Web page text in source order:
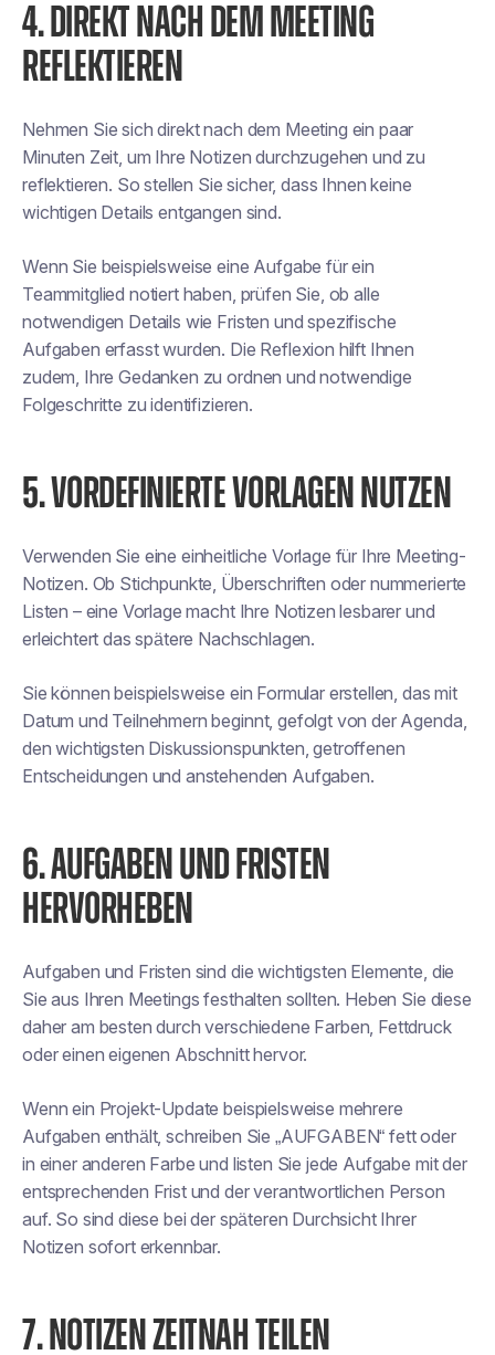
4. DIREKT NACH DEM MEETING
REFLEKTIEREN
Nehmen Sie sich direkt nach dem Meeting ein paar
Minuten Zeit, um Ihre Notizen durchzugehen und zu
reflektieren. So stellen Sie sicher, dass Ihnen keine
wichtigen Details entgangen sind.
Wenn Sie beispielsweise eine Aufgabe für ein
Teammitglied notiert haben, prüfen Sie, ob alle
notwendigen Details wie Fristen und spezifische
Aufgaben erfasst wurden. Die Reflexion hilft Ihnen
zudem, Ihre Gedanken zu ordnen und notwendige
Folgeschritte zu identifizieren.
5. VORDEFINIERTE VORLAGEN NUTZEN
Verwenden Sie eine einheitliche Vorlage für Ihre Meeting-
Notizen. Ob Stichpunkte, Überschriften oder nummerierte
Listen – eine Vorlage macht Ihre Notizen lesbarer und
erleichtert das spätere Nachschlagen.
Sie können beispielsweise ein Formular erstellen, das mit
Datum und Teilnehmern beginnt, gefolgt von der Agenda,
den wichtigsten Diskussionspunkten, getroffenen
Entscheidungen und anstehenden Aufgaben.
6. AUFGABEN UND FRISTEN
HERVORHEBEN
Aufgaben und Fristen sind die wichtigsten Elemente, die
Sie aus Ihren Meetings festhalten sollten. Heben Sie diese
daher am besten durch verschiedene Farben, Fettdruck
oder einen eigenen Abschnitt hervor.
Wenn ein Projekt-Update beispielsweise mehrere
Aufgaben enthält, schreiben Sie „AUFGABEN“ fett oder
in einer anderen Farbe und listen Sie jede Aufgabe mit der
entsprechenden Frist und der verantwortlichen Person
auf. So sind diese bei der späteren Durchsicht Ihrer
Notizen sofort erkennbar.
7. NOTIZEN ZEITNAH TEILEN